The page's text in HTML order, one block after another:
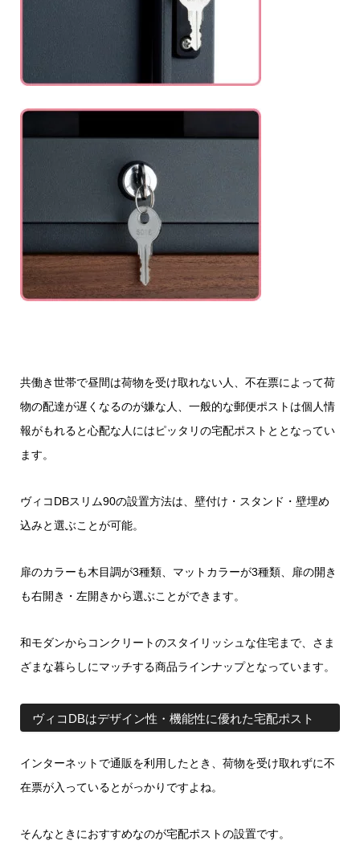
共働き世帯で昼間は荷物を受け取れない人、不在票によって荷
物の配達が遅くなるのが嫌な人、一般的な郵便ポストは個人情
報がもれると心配な人にはピッタリの宅配ポストととなってい
ます。
ヴィコDBスリム90の設置方法は、壁付け・スタンド・壁埋め
込みと選ぶことが可能。
扉のカラーも木目調が3種類、マットカラーが3種類、扉の開き
も右開き・左開きから選ぶことができます。
和モダンからコンクリートのスタイリッシュな住宅まで、さま
ざまな暮らしにマッチする商品ラインナップとなっています。
ヴィコDBはデザイン性・機能性に優れた宅配ポスト
インターネットで通販を利用したとき、荷物を受け取れずに不
在票が入っているとがっかりですよね。
そんなときにおすすめなのが宅配ポストの設置です。